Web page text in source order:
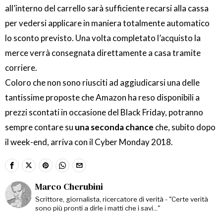
all’interno del carrello sarà sufficiente recarsi alla cassa
per vedersi applicare in maniera totalmente automatico
lo sconto previsto. Una volta completato l’acquisto la
merce verrà consegnata direttamente a casa tramite
corriere.
Coloro che non sono riusciti ad aggiudicarsi una delle
tantissime proposte che Amazon ha reso disponibili a
prezzi scontati in occasione del Black Friday, potranno
sempre contare su una seconda chance che, subito dopo
il week-end, arriva con il Cyber Monday 2018.
Marco Cherubini
Scrittore, giornalista, ricercatore di verità - "Certe verità
sono più pronti a dirle i matti che i savi..."